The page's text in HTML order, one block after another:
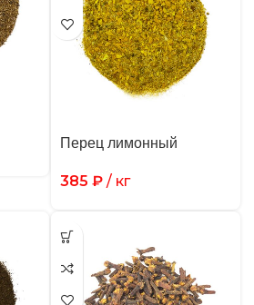
Перец лимонный
385 ₽ / кг